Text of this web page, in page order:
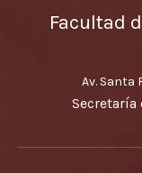
Facultad
Av. Santa